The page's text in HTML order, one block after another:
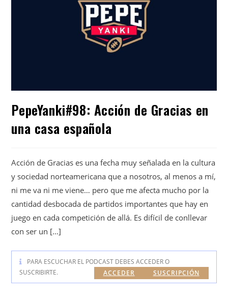
PepeYanki#98: Acción de Gracias en
una casa española
Acción de Gracias es una fecha muy señalada en la cultura
y sociedad norteamericana que a nosotros, al menos a mí,
ni me va ni me viene… pero que me afecta mucho por la
cantidad desbocada de partidos importantes que hay en
juego en cada competición de allá. Es difícil de conllevar
con ser un […]
PARA ESCUCHAR EL PODCAST DEBES ACCEDER O
SUSCRIBIRTE.
SUSCRIPCIÓN
ACCEDER